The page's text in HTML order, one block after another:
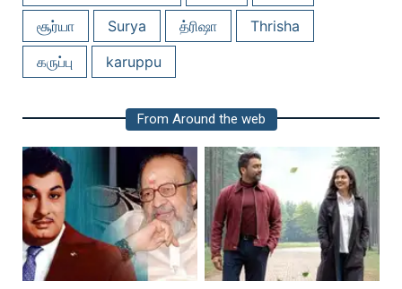
சூர்யா
Surya த்ரிஷா
Thrisha
கருப்பு
karuppu
From Around the web